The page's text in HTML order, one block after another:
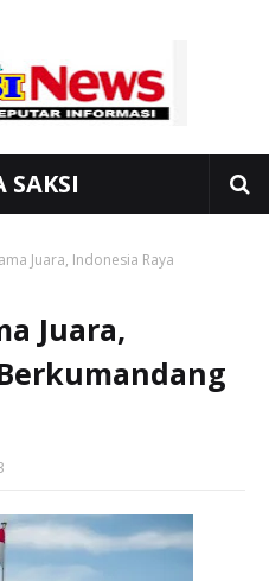
SAKSI
Juara, Indonesia Raya
Juara,